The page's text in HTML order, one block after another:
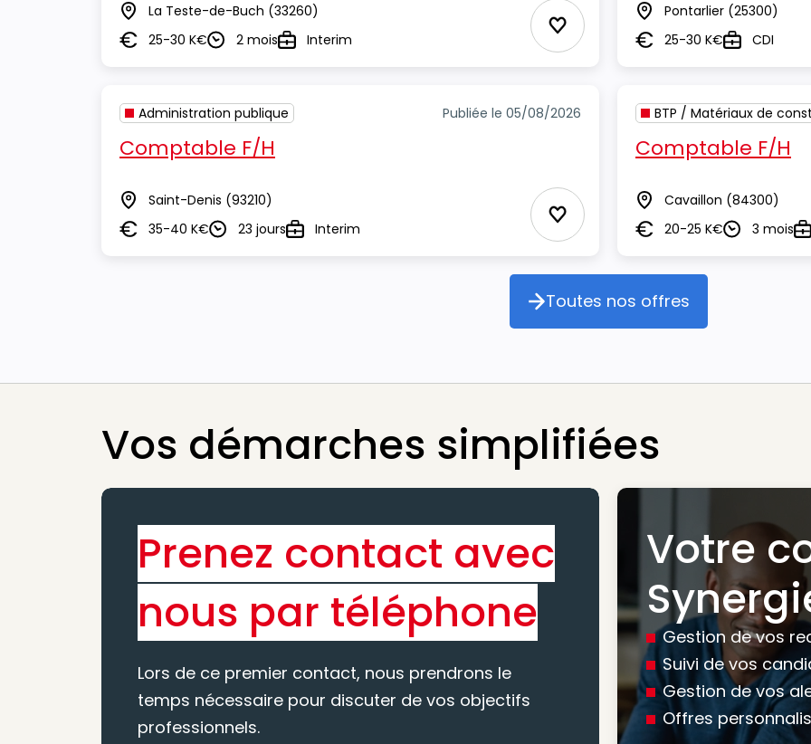
Lieu La Teste-de-Buch (33260)
Salaire25-30 K€Durée2 moisTypeInterim Ajouter aux Favoris
Lieu Pontarlier (25300)
Salaire25-30 K€TypeCDI
Administration publique Publiée le 05/08/2026
Comptable F/H
Lieu Saint-Denis (93210)
Salaire35-40 K€Durée23 joursTypeInterim Ajouter aux Favoris
BTP / Matériaux de
Comptable F/H
Lieu Cavaillon (84300)
Salaire20-25 K€Durée3 mois
Toutes nos offres
Toutes nos offres
Vos démarches simplifiées
Prenez contact avec
nous par téléphone
Lors de ce premier contact, nous prendrons le
temps nécessaire pour discuter de vos objectifs
professionnels.
Nous vous
Votre
Gestion de vos
Suivi de vos
Gestion de vos
Offres